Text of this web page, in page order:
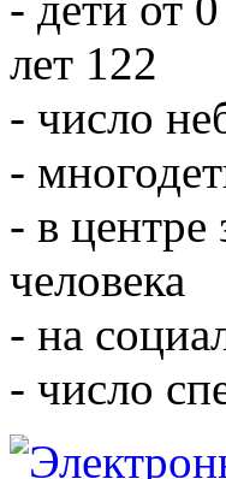
лет 122
- число
-
- в центре
человека
- на
- число